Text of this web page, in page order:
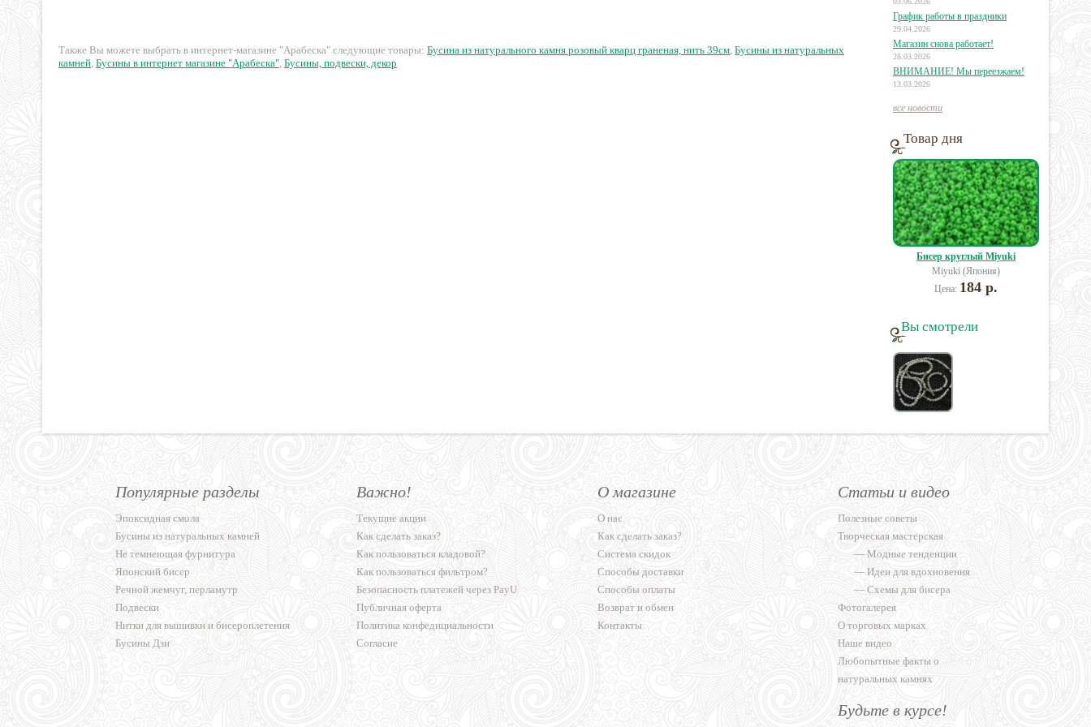
47 руб.
Также Вы можете выбрать в интернет-магазине "Арабеска" следующие товары: Бусина из натурального камня розовый кварц граненая, нить 39см, Бусины из натуральных
камней, Бусины в интернет магазине "Арабеска", Бусины, подвески, декор
График работы в праздники
29.04.2026
Магазин снова работает!
28.03.2026
ВНИМАНИЕ! Мы переезжаем!
13.03.2026
все новости
Товар дня
Бисер круглый Miyuki
Miyuki (Япония)
Цена: 184 р.
Вы смотрели
Популярные разделы
Эпоксидная смола
Бусины из натуральных камней
Не темнеющая фурнитура
Японский бисер
Речной жемчуг, перламутр
Подвески
Нитки для вышивки и бисероплетения
Бусины Дзи
Важно!
Текущие акции
Как сделать заказ?
Как пользоваться кладовой?
Как пользоваться фильтром?
Безопасность платежей через PayU
Публичная оферта
Политика конфедициальности
Согласие
О магазине
О нас
Как сделать заказ?
Система скидок
Способы доставки
Способы оплаты
Возврат и обмен
Контакты
Статьи и видео
Полезные советы
Творческая мастерская
—Модные тенденции
—Идеи для вдохновения
—Схемы для бисера
Фотогалерея
О торговых марках
Наше видео
Любопытные факты о
натуральных камнях
Будьте в курсе!